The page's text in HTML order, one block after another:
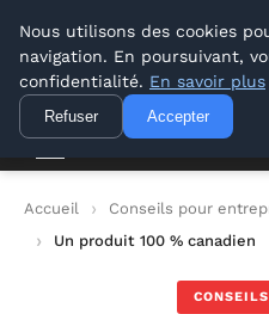
Lyon Photos
Lyon
Accueil
Conseils pour
Un produit 100 % canadien
Nous utilisons des cookies
navigation. En poursuivant,
confidentialité. En savoir plus
Refuser Accepter